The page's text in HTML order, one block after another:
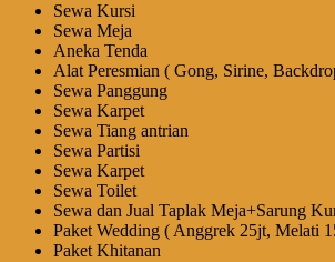
Sewa Kursi
Sewa Meja
Aneka Tenda
Alat Peresmian ( Gong, Sirine,
Sewa Panggung
Sewa Karpet
Sewa Tiang antrian
Sewa Partisi
Sewa Karpet
Sewa Toilet
Sewa dan Jual Taplak Meja+Sarung
Paket Wedding ( Anggrek 25jt, Melati
Paket Khitanan